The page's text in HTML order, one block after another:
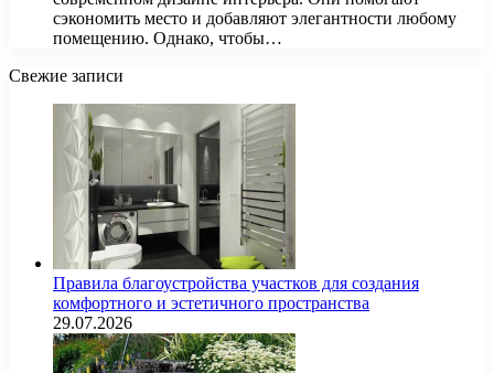
сэкономить место и добавляют элегантности любому
помещению. Однако, чтобы…
Свежие записи
Правила благоустройства участков для создания
комфортного и эстетичного пространства
29.07.2026